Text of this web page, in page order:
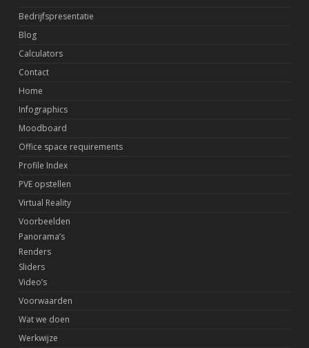
Bedrijfspresentatie
Blog
Calculators
Contact
Home
Infographics
Moodboard
Office space requirements
Profile Index
PVE opstellen
Virtual Reality
Voorbeelden
Panorama’s
Renders
Sliders
Video’s
Voorwaarden
Wat we doen
Werkwijze